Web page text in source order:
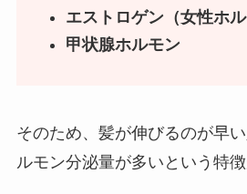
エストロゲン（女性ホル
甲状腺ホルモン
そのため、髪が伸びるのが早
ルモン分泌量が多いという特徴